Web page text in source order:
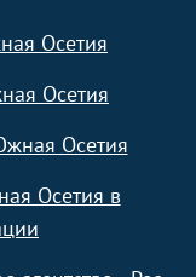
Осетия
Осетия
Осетия
Осетия в